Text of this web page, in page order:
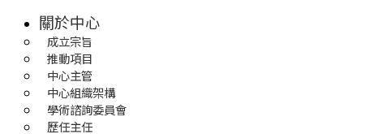
關於中心
成立宗旨
推動項目
中心主管
中心組織架構
學術諮詢委員會
歷任主任